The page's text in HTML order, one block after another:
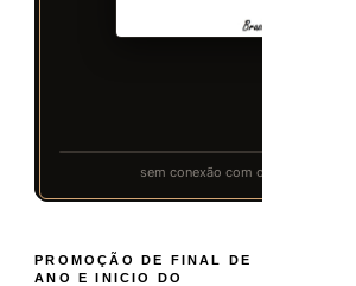
PROMOÇÃO DE FINAL DE
ANO E INICIO DO